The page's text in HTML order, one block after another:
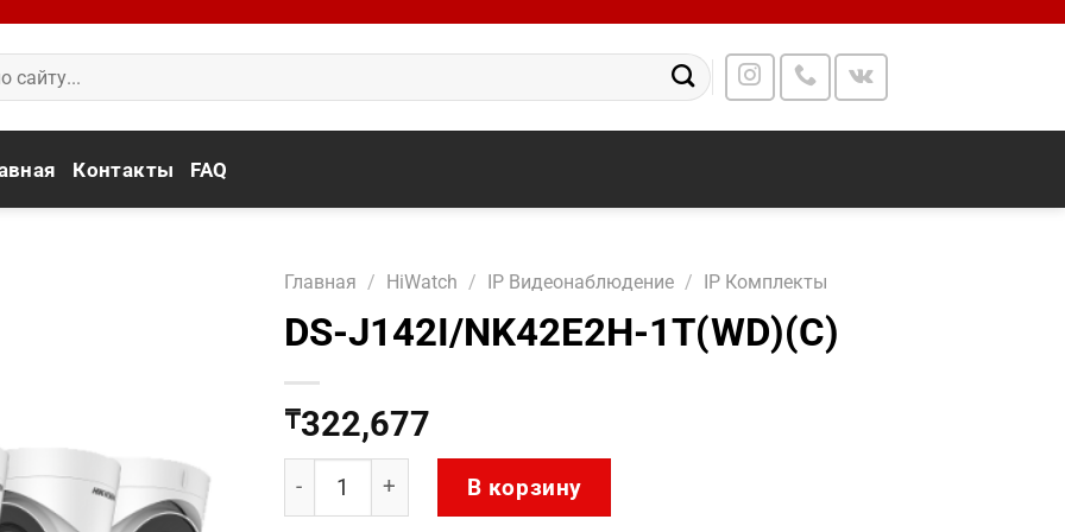
Контакты FAQ
Главная / HiWatch / IP Видеонаблюдение / IP Комплекты
DS-J142I/NK42E2H-1T(WD)(C)
₸322,677
Количество товара DS-J142I/NK42E2H-1T(WD)(C)
В корзину